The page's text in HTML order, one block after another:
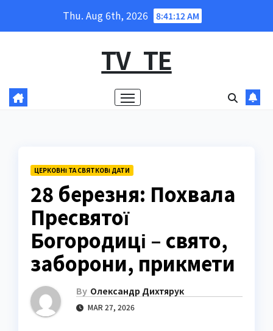
Thu. Aug 6th, 2026 8:41:13 AM
TV_TE
ЦЕРКОВНІ ТА СВЯТКОВІ ДАТИ
28 березня: Похвала
Пресвятої
Богородиці – свято,
заборони, прикмети
By Олександр Дихтярук
MAR 27, 2026